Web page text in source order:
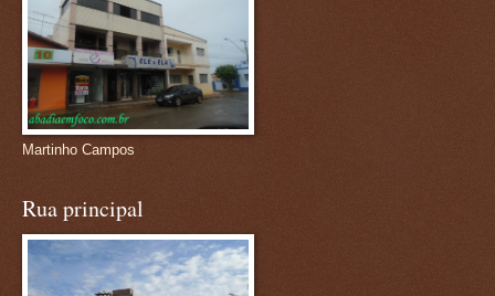
Martinho Campos
Rua principal